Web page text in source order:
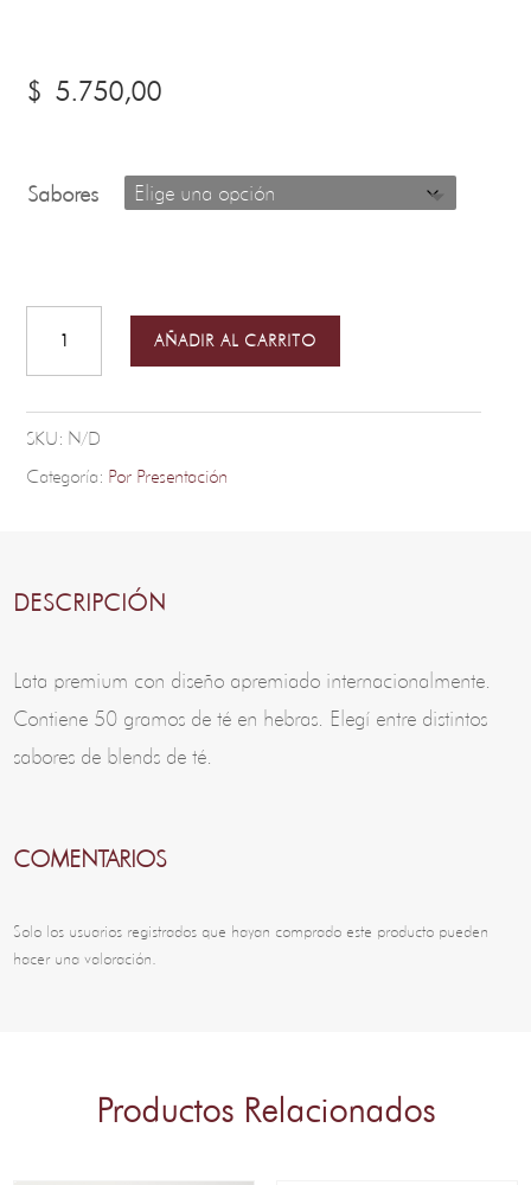
$ 5.750,00
Sabores
Premium
50grs
AÑADIR AL CARRITO
SKU: N/D
Categoría: Por Presentación
DESCRIPCIÓN
Lata premium con diseño apremiado internacionalmente.
Contiene 50 gramos de té en hebras. Elegí entre distintos
sabores de blends de té.
COMENTARIOS
Solo los usuarios registrados que hayan comprado este producto pueden
hacer una valoración.
Productos Relacionados